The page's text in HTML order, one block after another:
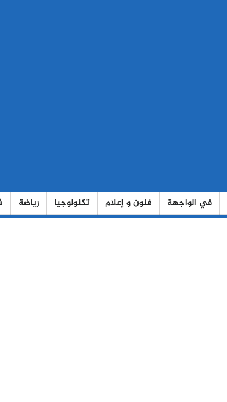
في الواجهة فنون و إعلام تكنولوجيا رياضة